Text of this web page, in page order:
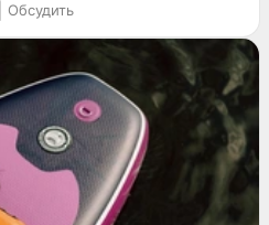
Обсудить